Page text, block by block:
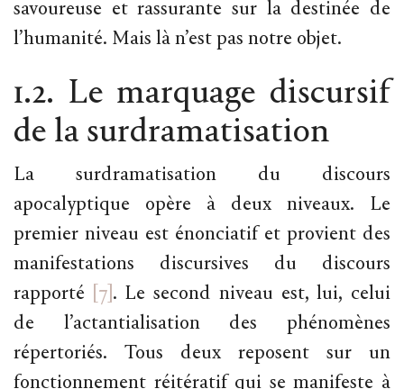
savoureuse et rassurante sur la destinée de
l’humanité. Mais là n’est pas notre objet.
1.2. Le marquage discursif
de la surdramatisation
La surdramatisation du discours
apocalyptique opère à deux niveaux. Le
premier niveau est énonciatif et provient des
manifestations discursives du discours
rapporté
[7] . Le second niveau est, lui, celui
de l’actantialisation des phénomènes
répertoriés. Tous deux reposent sur un
fonctionnement réitératif qui se manifeste à